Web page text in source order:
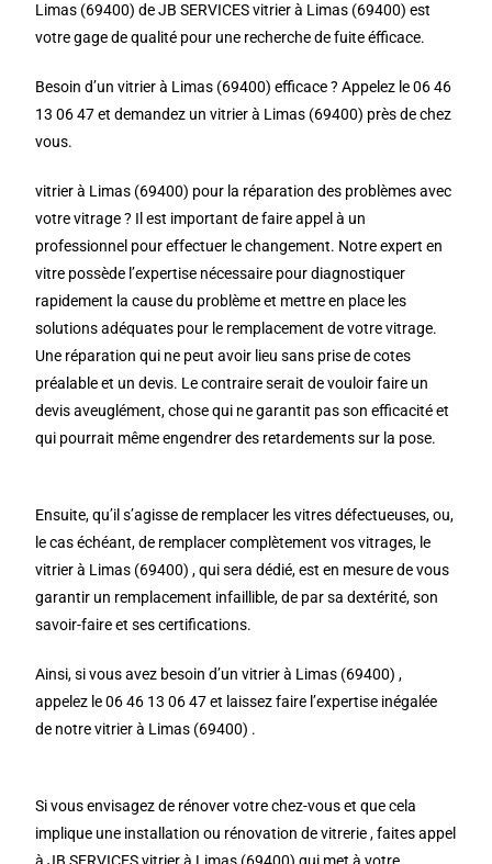
Limas (69400) de JB SERVICES vitrier à Limas (69400) est
votre gage de qualité pour une recherche de fuite éfficace.
Besoin d’un vitrier à Limas (69400) efficace ? Appelez le 06 46
13 06 47 et demandez un vitrier à Limas (69400) près de chez
vous.
vitrier à Limas (69400) pour la réparation des problèmes avec
votre vitrage ? Il est important de faire appel à un
professionnel pour effectuer le changement. Notre expert en
vitre possède l’expertise nécessaire pour diagnostiquer
rapidement la cause du problème et mettre en place les
solutions adéquates pour le remplacement de votre vitrage.
Une réparation qui ne peut avoir lieu sans prise de cotes
préalable et un devis. Le contraire serait de vouloir faire un
devis aveuglément, chose qui ne garantit pas son efficacité et
qui pourrait même engendrer des retardements sur la pose.
Ensuite, qu’il s’agisse de remplacer les vitres défectueuses, ou,
le cas échéant, de remplacer complètement vos vitrages, le
vitrier à Limas (69400) , qui sera dédié, est en mesure de vous
garantir un remplacement infaillible, de par sa dextérité, son
savoir-faire et ses certifications.
Ainsi, si vous avez besoin d’un vitrier à Limas (69400) ,
appelez le 06 46 13 06 47 et laissez faire l’expertise inégalée
de notre vitrier à Limas (69400) .
Si vous envisagez de rénover votre chez-vous et que cela
implique une installation ou rénovation de vitrerie , faites appel